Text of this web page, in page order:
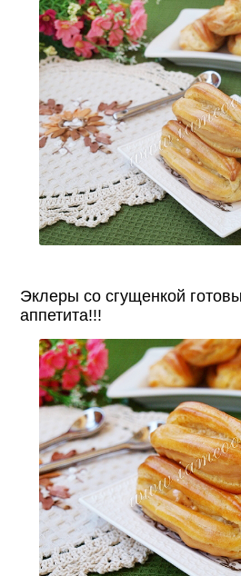
Эклеры со сгущенкой
аппетита!!!